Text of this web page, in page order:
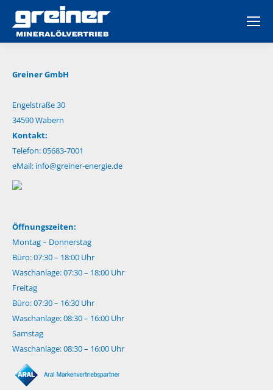
Greiner GmbH
Engelstraße 30
34590 Wabern
Kontakt:
Telefon: 05683-7001
eMail: info@greiner-energie.de
Öffnungszeiten:
Montag – Donnerstag
Büro: 07:30 – 18:00 Uhr
Waschanlage: 07:30 – 18:00 Uhr
Freitag
Büro: 07:30 – 16:30 Uhr
Waschanlage: 08:30 – 16:00 Uhr
Samstag
Waschanlage: 08:30 – 16:00 Uhr